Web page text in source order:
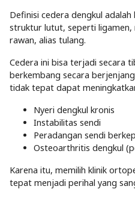
Definisi cedera dengkul
struktur lutut, seperti ligamen,
rawan, alias tulang.
Cedera ini bisa terjadi secara
berkembang secara
tidak tepat dapat
Nyeri dengkul kronis
Instabilitas sendi
Peradangan sendi
Osteoarthritis dengkul
Karena itu, memilih klinik
tepat menjadi perihal yang